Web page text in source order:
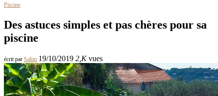
Piscine
Des astuces simples et pas chères pour sa
piscine
écrit par Salim 19/10/2019 2,Kvues